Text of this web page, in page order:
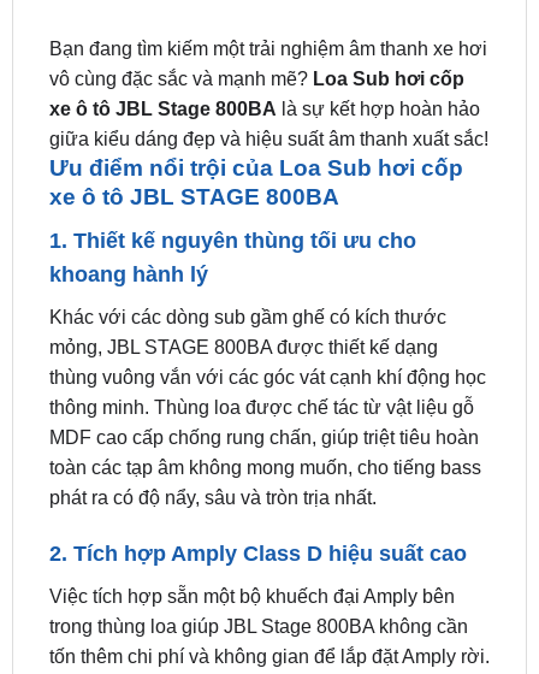
xe ô tô JBL Stage 800BA là sự kết hợp hoàn hảo
giữa kiểu dáng đẹp và hiệu suất âm thanh xuất sắc!
Ưu điểm nổi trội của Loa Sub hơi cốp
xe ô tô JBL STAGE 800BA
1. Thiết kế nguyên thùng tối ưu cho
khoang hành lý
Khác với các dòng sub gầm ghế có kích thước
mỏng, JBL STAGE 800BA được thiết kế dạng
thùng vuông vắn với các góc vát cạnh khí động học
thông minh. Thùng loa được chế tác từ vật liệu gỗ
MDF cao cấp chống rung chấn, giúp triệt tiêu hoàn
toàn các tạp âm không mong muốn, cho tiếng bass
phát ra có độ nẩy, sâu và tròn trịa nhất.
2. Tích hợp Amply Class D hiệu suất cao
trong thùng loa giúp JBL Stage 800BA không cần
tốn thêm chi phí và không gian để lắp đặt Amply rời.
Mạch Amply Class D này hoạt động cực kỳ mát mẻ,
tiêu tốn ít điện năng từ bình ắc quy nhưng lại cung